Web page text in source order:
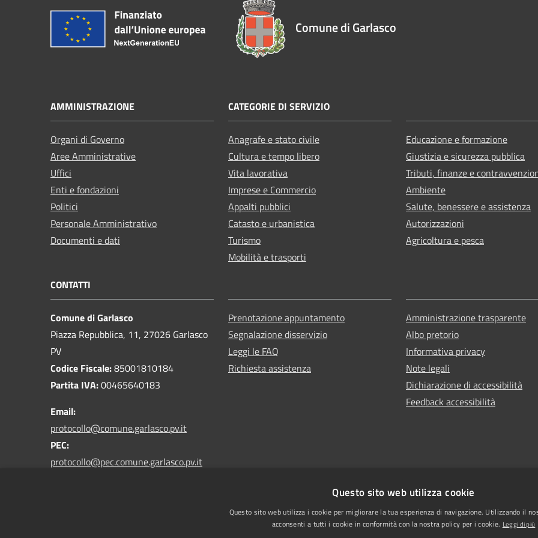
Comune di Garlasco
AMMINISTRAZIONE
Organi di Governo
Aree Amministrative
Uffici
Enti e fondazioni
Politici
Personale Amministrativo
Documenti e dati
CATEGORIE DI SERVIZIO
Anagrafe e stato civile
Cultura e tempo libero
Vita lavorativa
Imprese e Commercio
Appalti pubblici
Catasto e urbanistica
Turismo
Mobilità e trasporti
Educazione e formazione
Giustizia e sicurezza pubblica
Tributi, finanze e
Ambiente
Salute, benessere e assistenza
Autorizzazioni
Agricoltura e pesca
CONTATTI
Comune di Garlasco
Piazza Repubblica, 11, 27026 Garlasco
PV
Codice Fiscale:85001810184
Partita IVA:00465640183
Email:
protocollo@comune.garlasco.pv.it
PEC:
protocollo@pec.comune.garlasco.pv.it
Prenotazione appuntamento
Segnalazione disservizio
Leggi le FAQ
Richiesta assistenza
Amministrazione trasparente
Albo pretorio
Informativa privacy
Note legali
Dichiarazione di accessibilità
Feedback accessibilità
Questo sito web utilizza cookie
Questo sito web utilizza i cookie per migliorare la tua esperienza di navigazione. Utilizzando il
acconsenti a tutti i cookie in conformità con la nostra policy per i cookie. Leggi di più